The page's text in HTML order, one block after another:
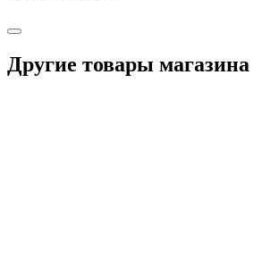
Другие товары магазина